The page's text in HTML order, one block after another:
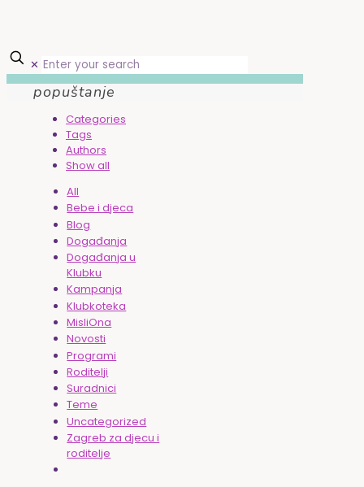
✕
popuštanje
Categories
Tags
Authors
Show all
All
Bebe i djeca
Blog
Događanja
Događanja u
Klubku
Kampanja
Klubkoteka
MisliOna
Novosti
Programi
Roditelji
Suradnici
Teme
Uncategorized
Zagreb za djecu i
roditelje